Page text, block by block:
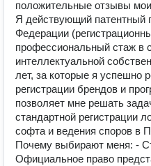
положительные отзывы
Я действующий патентный
Федерации
профессиональный стаж в
интеллектуальной
лет, за которые я успешно
регистрации брендов и
позволяет мне решать
стандартной регистрации
софта и ведения споров в
Почему выбирают меня: -
Официальное право